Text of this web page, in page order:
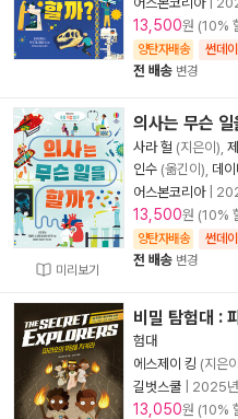
13,500원 (10%
양탄자배송 썬데
전 배송 변경
미리보기
의사는 무슨
사라 헐 (지은이),
인수 (옮긴이), 데
어스본코리아|
13,500원 (10%
양탄자배송 썬데
전 배송 변경
비밀 탐험대 :
험대
에스제이 킹 (지은
길벗스쿨
2025
13,050원 (10%